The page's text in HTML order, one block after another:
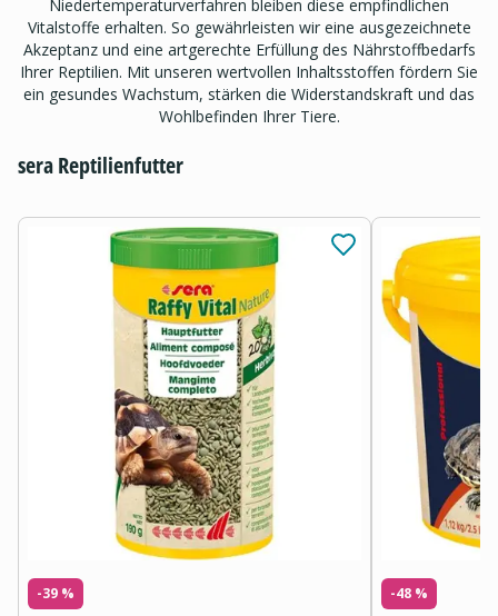
Niedertemperaturverfahren bleiben diese empfindlichen
Vitalstoffe erhalten. So gewährleisten wir eine ausgezeichnete
Akzeptanz und eine artgerechte Erfüllung des Nährstoffbedarfs
Ihrer Reptilien. Mit unseren wertvollen Inhaltsstoffen fördern Sie
ein gesundes Wachstum, stärken die Widerstandskraft und das
Wohlbefinden Ihrer Tiere.
sera Reptilienfutter
-39 %
-48 %